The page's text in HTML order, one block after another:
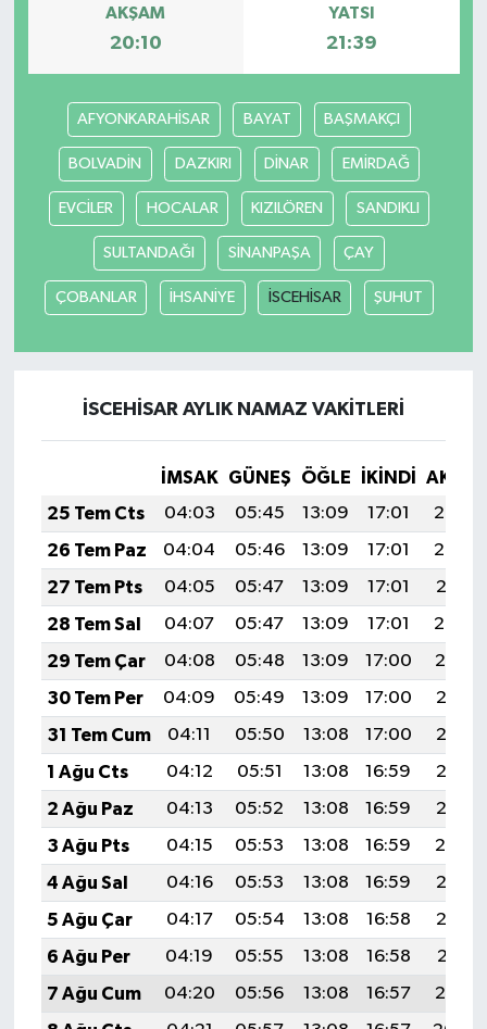
AKŞAM
20:10
YATSI
21:39
AFYONKARAHİSAR BAYAT BAŞMAKÇI
BOLVADİN DAZKIRI DİNAR EMİRDAĞ
EVCİLER HOCALAR KIZILÖREN SANDIKLI
SULTANDAĞI SİNANPAŞA ÇAY
ÇOBANLAR İHSANİYE İSCEHİSAR ŞUHUT
İSCEHİSAR AYLIK NAMAZ VAKITLERI
İMSAK GÜNEŞ ÖĞLE İKINDI
25 Tem Cts
04:03 05:45 13:09 17:01
20:22
26 Tem Paz
04:04 05:46 13:09 17:01
20:22
27 Tem Pts
04:05 05:47 13:09 17:01
20:21
28 Tem Sal
04:07 05:47 13:09 17:01
20:20
29 Tem Çar
04:08 05:48 13:09 17:00
20:19
30 Tem Per
04:09 05:49 13:09 17:00
20:18
31 Tem Cum
04:11 05:50 13:08 17:00
20:17
1 Ağu Cts
04:12 05:51 13:08 16:59
20:16
2 Ağu Paz
04:13 05:52 13:08 16:59
20:15
3 Ağu Pts
04:15 05:53 13:08 16:59
20:14
4 Ağu Sal
04:16 05:53 13:08 16:59
20:13
5 Ağu Çar
04:17 05:54 13:08 16:58
20:12
6 Ağu Per
04:19 05:55 13:08 16:58
20:11
7 Ağu Cum
04:20 05:56 13:08 16:57
20:10
Tarihi Yapılarımız
Teknoloji
Türkiye
Yerel